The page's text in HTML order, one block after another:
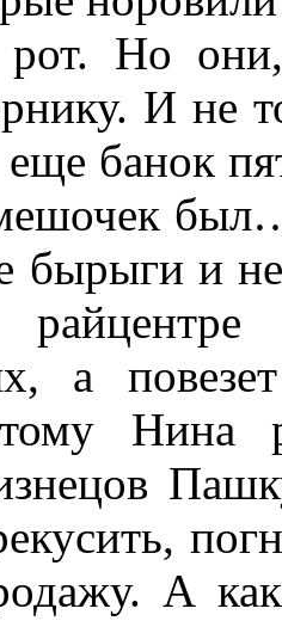
Но
И не
банок
бырыги и
а
Нина
А